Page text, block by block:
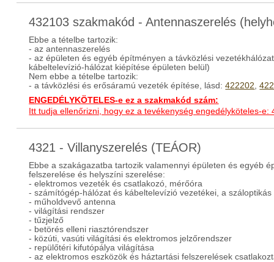
432103 szakmakód - Antennaszerelés
Ebbe a tételbe tartozik:
- az antennaszerelés
- az épületen és egyéb építményen a távközlési
kábeltelevízió-hálózat kiépítése épületen belül)
Nem ebbe a tételbe tartozik:
- a távközlési és erősáramú vezeték építése, lásd:422202,
ENGEDÉLYKÖTELES-e ez a szakmakód szám:
Itt tudja ellenőrizni, hogy ez a tevékenység engedélyköteles-e:
4321 - Villanyszerelés (TEÁOR)
Ebbe a szakágazatba tartozik valamennyi épületen és egyéb
felszerelése és helyszíni szerelése:
- elektromos vezeték és csatlakozó, mérőóra
- számítógép-hálózat és kábeltelevízió vezetékei, a
- műholdvevő antenna
- világítási rendszer
- tűzjelző
- betörés elleni riasztórendszer
- közúti, vasúti világítási és elektromos jelzőrendszer
- repülőtéri kifutópálya világítása
- az elektromos eszközök és háztartási felszerelések